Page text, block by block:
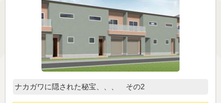
ナカガワに隠された秘宝、、、 その2